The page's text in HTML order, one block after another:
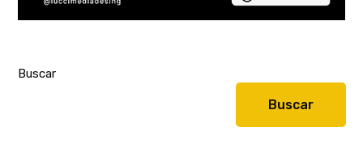
Buscar
Buscar